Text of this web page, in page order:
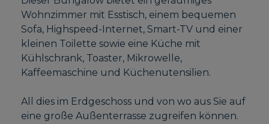
Wohnzimmer mit Esstisch, einem bequemen
Sofa, Highspeed-Internet, Smart-TV und einer
kleinen Toilette sowie eine Küche mit
Kühlschrank, Toaster, Mikrowelle,
Kaffeemaschine und Küchenutensilien.
All dies im Erdgeschoss und von wo aus Sie auf
eine große Außenterrasse zugreifen können.